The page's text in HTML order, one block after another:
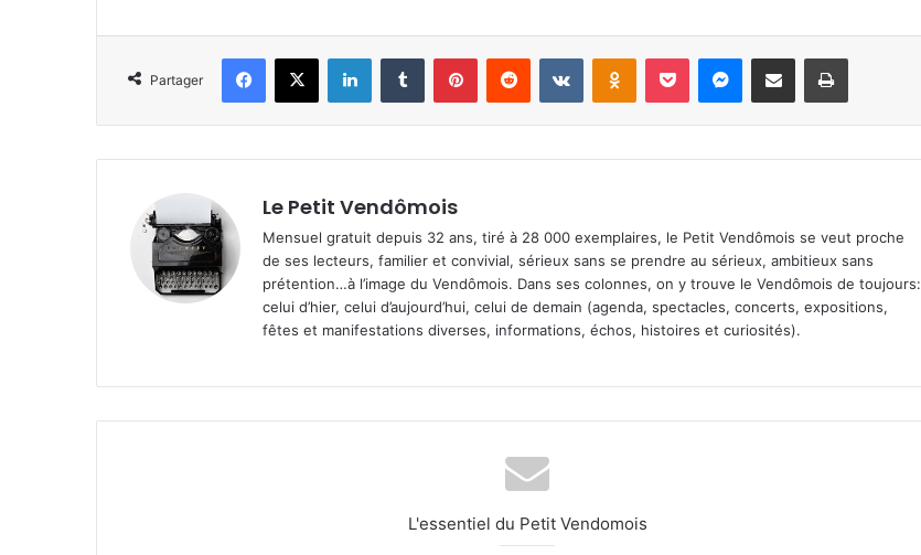
Partager
Le Petit Vendômois
Mensuel gratuit depuis 32 ans, tiré à 28 000 exemplaires, le Petit Vendômois se veut proche
de ses lecteurs, familier et convivial, sérieux sans se prendre au sérieux, ambitieux sans
prétention…à l’image du Vendômois. Dans ses colonnes, on y trouve le Vendômois de toujours:
celui d’hier, celui d’aujourd’hui, celui de demain (agenda, spectacles, concerts, expositions,
fêtes et manifestations diverses, informations, échos, histoires et curiosités).
L'essentiel du Petit Vendomois